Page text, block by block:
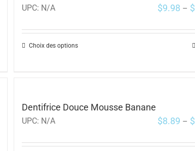
UPC: N/A $9.98 – $
Choix des options
Dentifrice Douce Mousse Banane
UPC: N/A $8.89 – $